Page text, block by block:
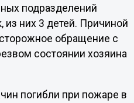
подразделений
из них 3 детей. Причиной
обращение с
состоянии хозяина
погибли при пожаре в